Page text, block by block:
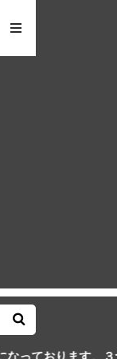
３つのMを身につ